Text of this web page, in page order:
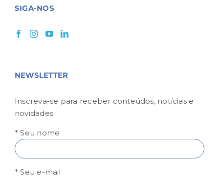
SIGA-NOS
NEWSLETTER
Inscreva-se para receber conteúdos, notícias e
novidades.
* Seu nome
* Seu e-mail